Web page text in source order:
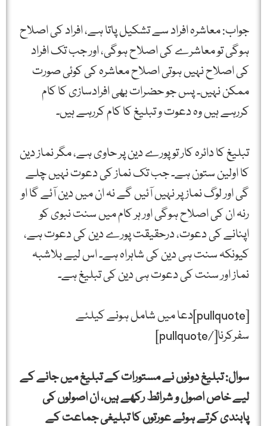
جواب: معاشرہ افراد سے تشکیل پاتا ہے، افراد کی اصلاح
ہوگی تو معاشرے کی اصلاح ہوگی، اور جب تک افراد
کی اصلاح نہیں ہوتی اصلاح معاشرہ کی کوئی صورت
ممکن نہیں۔ پس جو حضرات بھی افرادسازی کا کام
کررہے ہیں وہ دعوت و تبلیغ کا کام کررہے ہیں۔
تبلیغ کا دائرہ کار تو پورے دین پر حاوی ہے، مگر نماز دین
کا اولین ستون ہے۔ جب تک نماز کی دعوت نہیں چلے
گی اور لوگ نماز پر نہیں آئیں گے نہ ان میں دین آئے گا او
رنہ ان کی اصلاح ہوگی اور ہر کام میں سنت نبوی کو
اپنانے کی دعوت، درحقیقت پورے دین کی دعوت ہے،
کیونکہ سنت ہی دین کی شاہراہ ہے۔ اس لیے بلاشبہ
نماز اور سنت کی دعوت ہی دین کی تبلیغ ہے۔
[pullquote]دعا میں شامل ہونے کیلئے
سفرکرنا[/pullquote]
سوال: تبلیغ دونوں نے مستورات کے تبلیغ میں جانے کے
لیے خاص اصول و شرائط رکھے ہیں، ان اصولوں کی
پابندی کرتے ہوئے عورتوں کا تبلیغی جماعت کے